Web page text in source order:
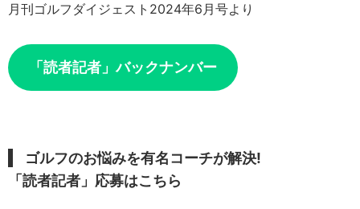
月刊ゴルフダイジェスト2024年6月号より
「読者記者」バックナンバー
ゴルフのお悩みを有名コーチが解決!
「読者記者」応募はこちら